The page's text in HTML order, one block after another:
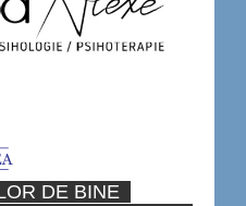
DE BINE